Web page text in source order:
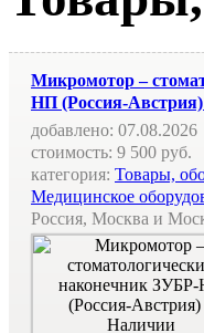
Микромотор –
НП (Россия-
добавлено: 07.08.2026
стоимость: 9 500 руб.
категория: Товары,
Медицинское
Россия, Москва и